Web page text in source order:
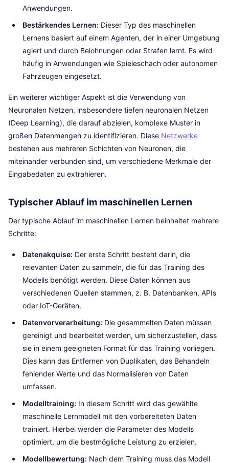
Anwendungen.
Bestärkendes Lernen: Dieser Typ des maschinellen
Lernens basiert auf einem Agenten, der in einer Umgebung
agiert und durch Belohnungen oder Strafen lernt. Es wird
häufig in Anwendungen wie Spieleschach oder autonomen
Fahrzeugen eingesetzt.
Ein weiterer wichtiger Aspekt ist die Verwendung von
Neuronalen Netzen, insbesondere tiefen neuronalen Netzen
(Deep Learning), die darauf abzielen, komplexe Muster in
großen Datenmengen zu identifizieren. Diese Netzwerke
bestehen aus mehreren Schichten von Neuronen, die
miteinander verbunden sind, um verschiedene Merkmale der
Eingabedaten zu extrahieren.
Typischer Ablauf im maschinellen Lernen
Der typische Ablauf im maschinellen Lernen beinhaltet mehrere
Schritte:
Datenakquise: Der erste Schritt besteht darin, die
relevanten Daten zu sammeln, die für das Training des
Modells benötigt werden. Diese Daten können aus
verschiedenen Quellen stammen, z. B. Datenbanken, APIs
oder IoT-Geräten.
Datenvorverarbeitung: Die gesammelten Daten müssen
gereinigt und bearbeitet werden, um sicherzustellen, dass
sie in einem geeigneten Format für das Training vorliegen.
Dies kann das Entfernen von Duplikaten, das Behandeln
fehlender Werte und das Normalisieren von Daten
umfassen.
Modelltraining: In diesem Schritt wird das gewählte
maschinelle Lernmodell mit den vorbereiteten Daten
trainiert. Hierbei werden die Parameter des Modells
optimiert, um die bestmögliche Leistung zu erzielen.
Modellbewertung: Nach dem Training muss das Modell